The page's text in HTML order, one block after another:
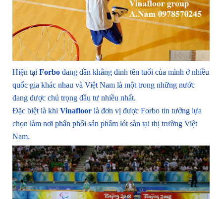
Hiện tại Forbo đang dần khẳng đinh tên tuổi của mình ở nhiều
quốc gia khác nhau và Việt Nam là một trong những nước
đang được chú trọng đầu tư nhiều nhất.
Đặc biệt là khi Vinafloor là đơn vị được Forbo tin tưởng lựa
chọn làm nơi phân phối sản phẩm lót sàn tại thị trường Việt
Nam.